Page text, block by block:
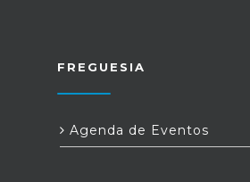
FREGUESIA
Agenda de Eventos